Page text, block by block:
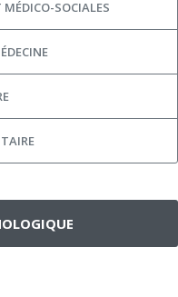
SOCIALES